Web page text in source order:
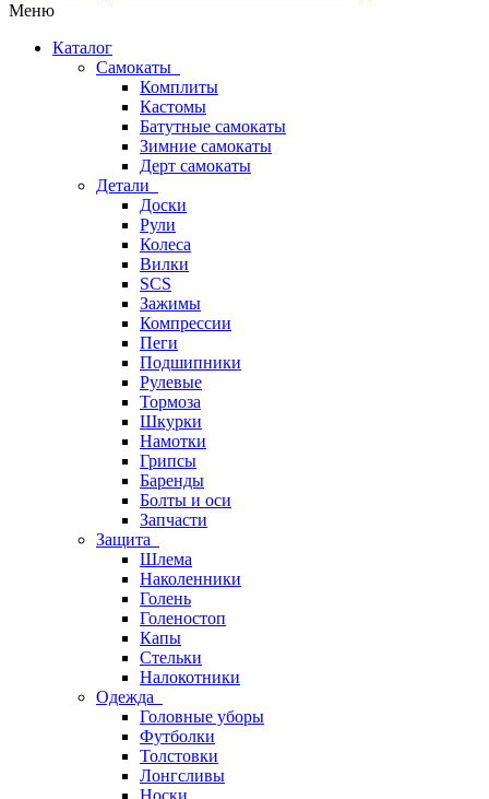
Меню
Каталог
Самокаты
Комплиты
Кастомы
Батутные самокаты
Зимние самокаты
Дерт самокаты
Детали
Доски
Рули
Колеса
Вилки
SCS
Зажимы
Компрессии
Пеги
Подшипники
Рулевые
Тормоза
Шкурки
Намотки
Грипсы
Баренды
Болты и оси
Запчасти
Защита
Шлема
Наколенники
Голень
Голеностоп
Капы
Стельки
Налокотники
Одежда
Головные уборы
Футболки
Толстовки
Лонгсливы
Носки